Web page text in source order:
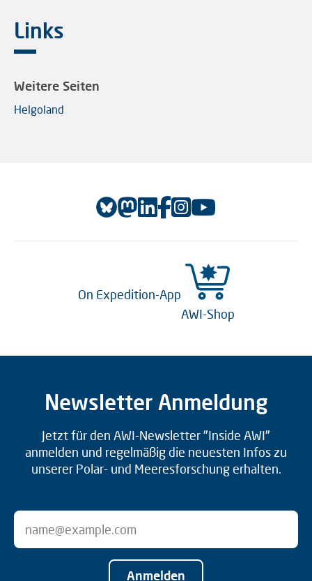
Links
Weitere Seiten
Helgoland
On Expedition-App
AWI-Shop
Newsletter Anmeldung
Jetzt für den AWI-Newsletter "Inside AWI"
anmelden und regelmäßig die neuesten Infos zu
unserer Polar- und Meeresforschung erhalten.
Anmelden